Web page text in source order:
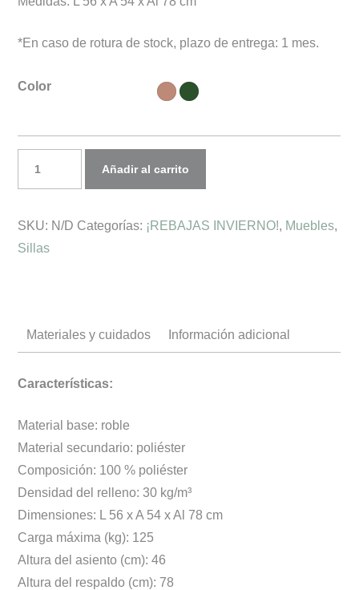
*En caso de rotura de stock, plazo de entrega: 1 mes.
Color
Añadir al carrito
SKU: N/D Categorías: ¡REBAJAS INVIERNO!, Muebles,
Sillas
Materiales y cuidados Información adicional
Características:
Material base: roble
Material secundario: poliéster
Composición: 100 % poliéster
Densidad del relleno: 30 kg/m³
Dimensiones: L 56 x A 54 x Al 78 cm
Carga máxima (kg): 125
Altura del asiento (cm): 46
Altura del respaldo (cm): 78